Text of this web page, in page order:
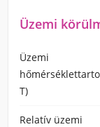
Üzemi
Üzemi
T)
Relatív üzemi